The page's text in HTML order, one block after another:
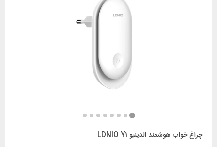
چراغ خواب هوشمند الدینیو LDNIO Y1